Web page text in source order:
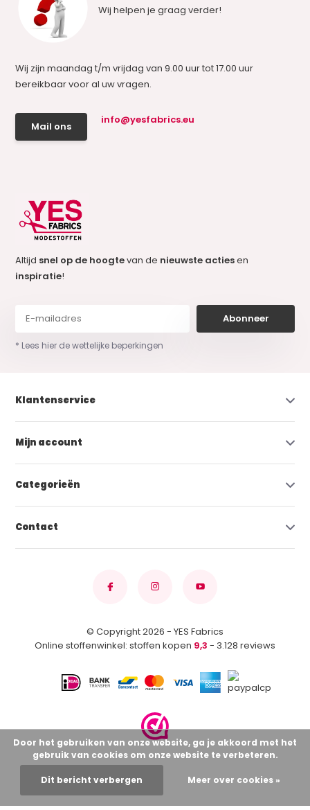
Wij helpen je graag verder!
Wij zijn maandag t/m vrijdag van 9.00 uur tot 17.00 uur
bereikbaar voor al uw vragen.
Mail ons
info@yesfabrics.eu
Altijd snel op de hoogtevan de nieuwste actiesen
inspiratie!
Abonneer
* Lees hier de wettelijke beperkingen
Klantenservice
Mijn account
Categorieën
Contact
© Copyright 2026 - YES Fabrics
Online stoffenwinkel: stoffen kopen 9,3 - 3.128 reviews
Door het gebruiken van onze website, ga je akkoord met het
gebruik van cookies om onze website te verbeteren.
Dit bericht verbergen Meer over cookies »